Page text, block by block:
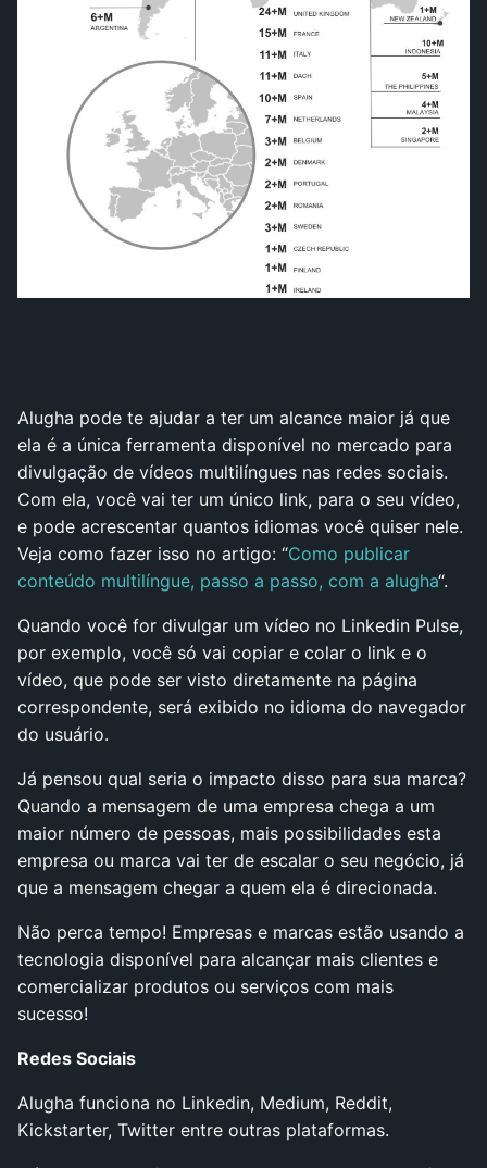
Alugha pode te ajudar a ter um alcance maior já que
ela é a única ferramenta disponível no mercado para
divulgação de vídeos multilíngues nas redes sociais.
Com ela, você vai ter um único link, para o seu vídeo,
e pode acrescentar quantos idiomas você quiser nele.
Veja como fazer isso no artigo: “Como publicar
conteúdo multilíngue, passo a passo, com a alugha“.
Quando você for divulgar um vídeo no Linkedin Pulse,
por exemplo, você só vai copiar e colar o link e o
vídeo, que pode ser visto diretamente na página
correspondente, será exibido no idioma do navegador
do usuário.
Já pensou qual seria o impacto disso para sua marca?
Quando a mensagem de uma empresa chega a um
maior número de pessoas, mais possibilidades esta
empresa ou marca vai ter de escalar o seu negócio, já
que a mensagem chegar a quem ela é direcionada.
Não perca tempo! Empresas e marcas estão usando a
tecnologia disponível para alcançar mais clientes e
comercializar produtos ou serviços com mais
sucesso!
Redes Sociais
Alugha funciona no Linkedin, Medium, Reddit,
Kickstarter, Twitter entre outras plataformas.